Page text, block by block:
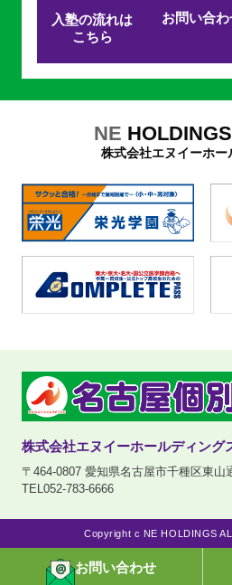
入塾の流れは
こちら
お問い合わ
NE
株式会社エヌイーホー
株式会社エヌイーホールディング
〒464-0807 愛知県名古屋市千種区東山
TEL052-783-6666
Copyright c NE HOLDINGS
お問い合わせ